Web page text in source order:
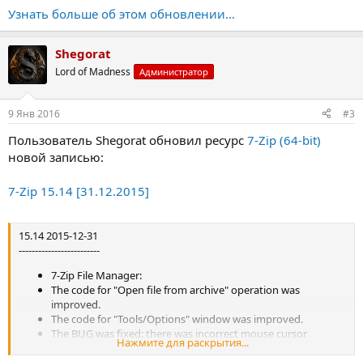
15.10 beta 2015-11-01
-------------------------
The BUG in 9.21 - 15.09 was fixed:
7-Zip could ignore some parameters, specified for
version (-m switch).
Some bugs were fixed.
Узнать больше об этом обновлении...
Shegorat
Lord of Madness Администратор
9 Янв 2016 #3
Пользователь Shegorat обновил ресурс 7-Zip (64-bit)
новой записью:
7-Zip 15.14 [31.12.2015]
15.14 2015-12-31
-------------------------
7-Zip File Manager:
The code for "Open file from archive" operation was
improved.
The code for "Tools/Options" window was improved.
The BUG was fixed: there was incorrect mouse cursor
capture for drag-and-drop operations from open archive to
Нажмите для раскрытия...